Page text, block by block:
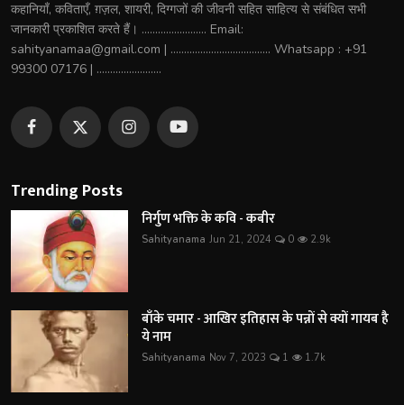
कहानियाँ, कविताएँ, ग़ज़ल, शायरी, दिग्गजों की जीवनी सहित साहित्य से संबंधित सभी
जानकारी प्रकाशित करते हैं। ........................ Email:
sahityanamaa@gmail.com | ..................................... Whatsapp : +91
99300 07176 | ........................
Trending Posts
निर्गुण भक्ति के कवि - कबीर
Sahityanama Jun 21, 2024 0 2.9k
बाँके चमार - आखिर इतिहास के पन्नों से क्यों गायब है
ये नाम
Sahityanama Nov 7, 2023 1 1.7k